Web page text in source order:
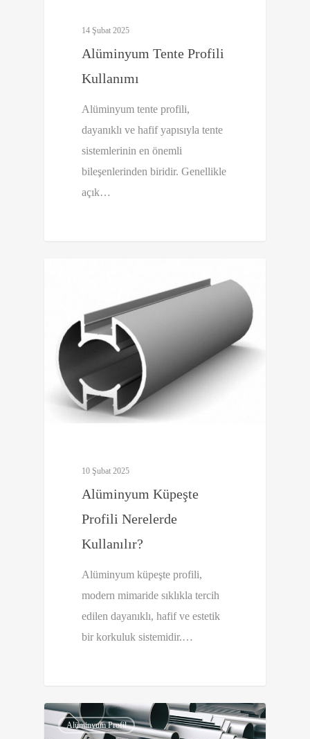
14 Şubat 2025
Alüminyum Tente Profili
Kullanımı
Alüminyum tente profili,
dayanıklı ve hafif yapısıyla tente
sistemlerinin en önemli
bileşenlerinden biridir. Genellikle
açık…
10 Şubat 2025
Alüminyum Küpeşte
Profili Nerelerde
Kullanılır?
Alüminyum küpeşte profili,
modern mimaride sıklıkla tercih
edilen dayanıklı, hafif ve estetik
bir korkuluk sistemidir.…
Alüminyum Profil
0